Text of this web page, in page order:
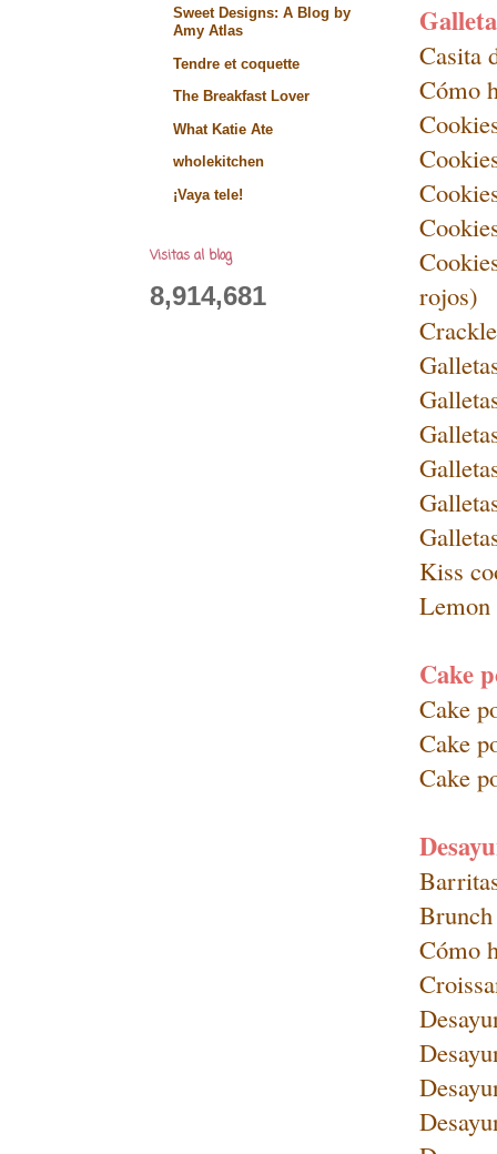
Casita
Cómo
rojos)
Kiss
Lemon
Cake
Cake
Cake
Cake
Cómo
Sweet Designs: A Blog by
Amy Atlas
Tendre et coquette
The Breakfast Lover
What Katie Ate
wholekitchen
¡Vaya tele!
Visitas al blog
8,914,681